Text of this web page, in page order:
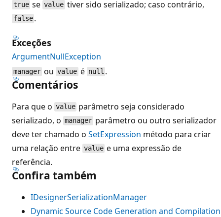
true sevaluetiver sido serializado; caso contrário,
false .
Exceções
ArgumentNullException
manager ouvalueé null .
Comentários
Para que o value parâmetro seja considerado
serializado, o manager parâmetro ou outro serializador
deve ter chamado o SetExpression método para criar
uma relação entre value e uma expressão de
referência.
Confira também
IDesignerSerializationManager
Dynamic Source Code Generation and Compilation